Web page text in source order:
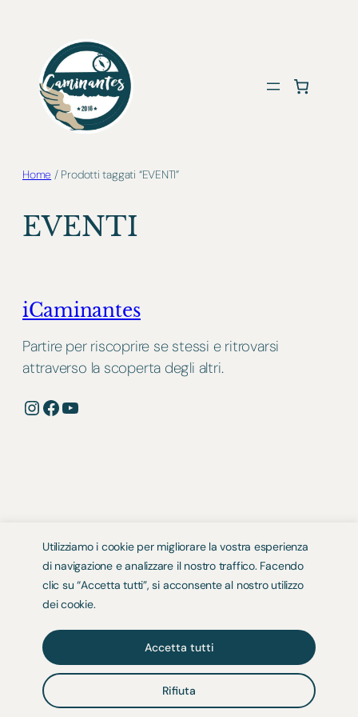
Utilizziamo i cookie per migliorare la vostra esperienza
di navigazione e analizzare il nostro traffico. Facendo
clic su “Accetta tutti”, si acconsente al nostro utilizzo
dei cookie.
Rifiuta
Accetta tutti
contenuto
Home / Prodotti taggati “EVENTI”
EVENTI
iCaminantes
Partire per riscoprire se stessi e ritrovarsi
attraverso la scoperta degli altri.
Instagram Facebook YouTube